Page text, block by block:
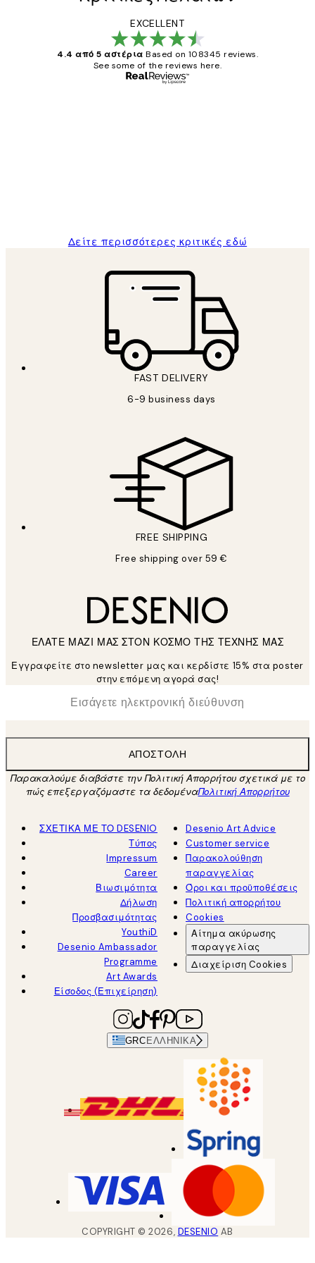
EXCELLENT
4.4 από 5 αστέρια Based on 108345 reviews.
See some of the reviews here.
Δείτε περισσότερες κριτικές εδώ
FAST DELIVERY
6-9 business days
FREE SHIPPING
Free shipping over 59 €
ΕΛΑΤΕ ΜΑΖΙ ΜΑΣ ΣΤΟΝ ΚΟΣΜΟ ΤΗΣ ΤΕΧΝΗΣ ΜΑΣ
Εγγραφείτε στο newsletter μας και κερδίστε 15% στα poster
στην επόμενη αγορά σας!
Ηλεκτρονική Διεύθυνση
ΑΠΟΣΤΟΛΉ
Παρακαλούμε διαβάστε την Πολιτική Απορρήτου σχετικά με το
πώς επεξεργαζόμαστε τα δεδομέναΠολιτική Απορρήτου
ΣΧΕΤΙΚΑ ΜΕ ΤΟ DESENIO
Τύπος
Impressum
Career
Βιωσιμότητα
Δήλωση
Προσβασιμότητας
YouthiD
Desenio Ambassador
Programme
Art Awards
Είσοδος (Επιχείρηση)
Desenio Art Advice
Customer service
Παρακολούθηση
παραγγελίας
Όροι και προϋποθέσεις
Πολιτική απορρήτου
Cookies
Αίτημα ακύρωσης
παραγγελίας
Διαχείριση Cookies
GRCΕΛΛΗΝΙΚΆ
COPYRIGHT ©2026, DESENIO AB